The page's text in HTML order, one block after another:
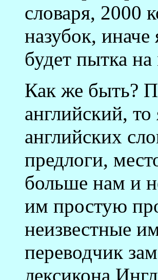
словаря, 2000
назубок, иначе
будет пытка
Как же быть?
английский,
английских
предлоги,
больше нам и
им простую
неизвестные
переводчик
лексикона